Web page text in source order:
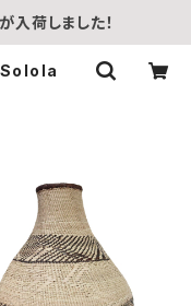
入荷しました！